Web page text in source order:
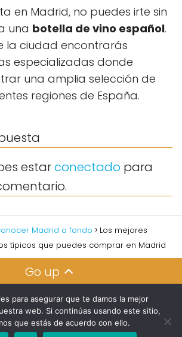
en Madrid, no puedes irte sin
una botella de vino español.
la ciudad encontrarás
especializadas donde
una amplia selección de
regiones de España.
estarconectado para
Madrid a fondo
Los mejores
típicos que puedes comprar en Madrid
Go up
para asegurar que te damos la mejor
web. Si continúas usando este sitio,
que estás de acuerdo con ello.